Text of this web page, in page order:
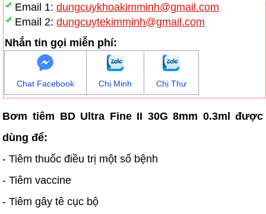
Email 1: dungcuykhoakimminh@gmail.com
Email 2: dungcuytekimminh@gmail.com
Nhắn tin gọi miễn phí:
Chat Facebook Chị Minh Chị Thư
Bơm tiêm BD Ultra Fine II 30G 8mm 0.3ml được
dùng để:
- Tiêm thuốc điều trị một số bệnh
- Tiêm vaccine
- Tiêm gây tê cục bộ